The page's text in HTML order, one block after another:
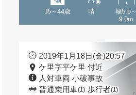
35～44歳 晴
幅5.5～
9.0m
2019年1月18日(金)20:57
ケ里字平ケ里 付近
人対車両 小破事故
普通乗用車(1) 歩行者(1)